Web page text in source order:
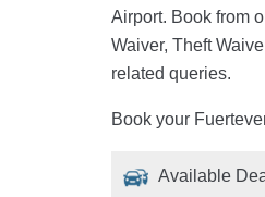
Airport. Book from
Waiver, Theft
related queries.
Book your
Available